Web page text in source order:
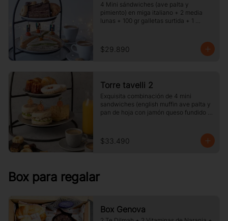
4 Mini sándwiches (ave palta y
pimiento) en miga italiano + 2 media
lunas + 100 gr galletas surtida + 1
$29.890
Torre tavelli 2
Exquisita combinación de 4 mini
sandwiches (english muffin ave palta y
pan de hoja con jamón queso fundido
jugos pequeños.
$33.490
Box para regalar
Box Genova